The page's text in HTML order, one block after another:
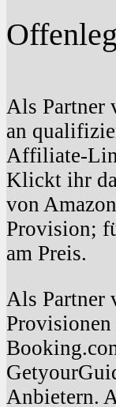
Als Partner
an
Affiliate-
Klickt ihr
von
Provision;
am Preis.
Als Partner
Anbietern.